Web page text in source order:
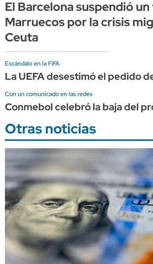
El Barcelona suspendió un
Marruecos por la crisis
Ceuta
Escándalo en la FIFA
La UEFA desestimó el pedido
Con un comunicado en las redes
Conmebol celebró la baja del
Otras noticias